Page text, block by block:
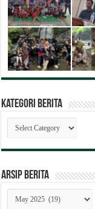
Kategori Berita
Kategori
Berita
ARSIP BERITA
ARSIP
BERITA